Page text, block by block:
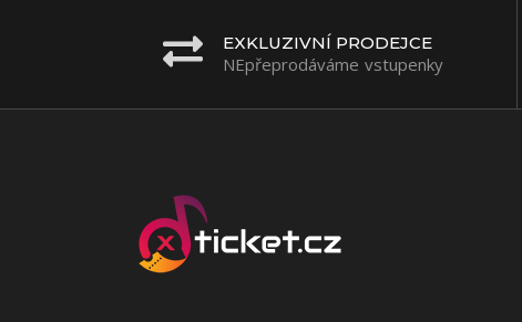
EXKLUZIVNÍ PRODEJCE
NEpřeprodáváme vstupenky